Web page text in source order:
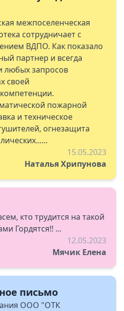
межпоселенческая
сотрудничает с
ВДПО. Как показало
партнер и всегда
любых запросов
своей
пожарной
и техническое
огнезащита
15.05.2023
Наталья Хрипунова
кто трудится на такой
Гордятся!! ...
12.05.2023
Мячик Елена
письмо
ООО "ОТК